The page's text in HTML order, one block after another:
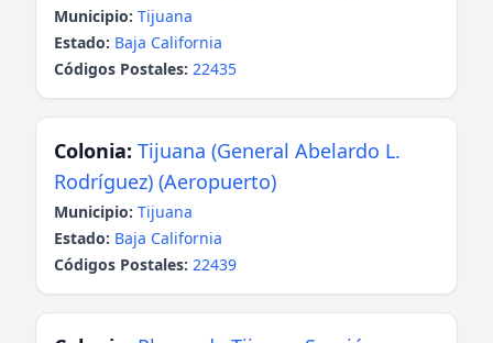
Municipio: Tijuana
Estado: Baja California
Códigos Postales: 22435
Colonia: Tijuana (General Abelardo L.
Rodríguez) (Aeropuerto)
Municipio: Tijuana
Estado: Baja California
Códigos Postales: 22439